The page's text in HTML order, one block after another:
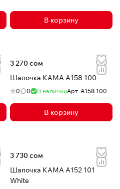
В корзину
3 270 сом
Шапочка КАМА A158 100
0 0 В наличииАрт. A158 100
В корзину
3 730 сом
Шапочка КАМА A152 101
White